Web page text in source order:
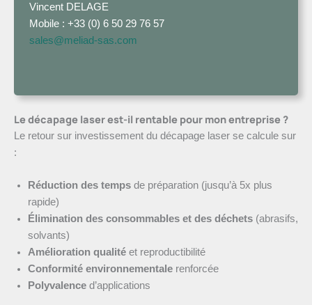
Vincent DELAGE
Mobile : +33 (0) 6 50 29 76 57
sales@meliad-sas.com
Le décapage laser est-il rentable pour mon entreprise ?
Le retour sur investissement du décapage laser se calcule sur
:
Réduction des temps de préparation (jusqu’à 5x plus
rapide)
Élimination des consommables et des déchets (abrasifs,
solvants)
Amélioration qualité et reproductibilité
Conformité environnementale renforcée
Polyvalence d’applications